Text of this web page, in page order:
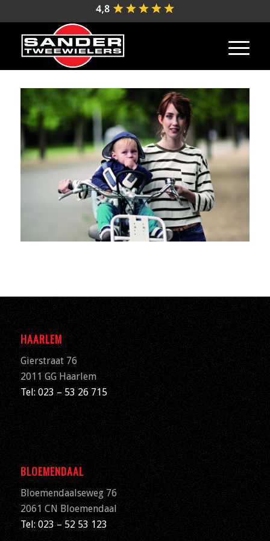
HAARLEM
Gierstraat 76
2011 GG Haarlem
Tel: 023 – 53 26 715
BLOEMENDAAL
Bloemendaalseweg 76
2061 CN Bloemendaal
Tel: 023 – 52 53 123